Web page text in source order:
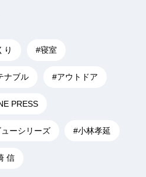
り #寝室
ナブル #アウトドア
PRESS
ーシリーズ #小林孝延
信